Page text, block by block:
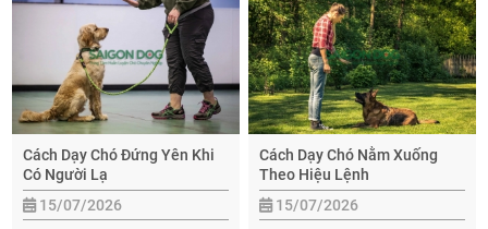
dưới đây, Sài Gòn Dog sẽ hướng
dẫn bạn chi tiết cách dạy chó
heel hiệu quả và dễ áp dụng ngay
tại nhà.
không nhảy lên người hiệu quả,
giúp thú cưng hình thành thói
quen tốt hơn trong sinh hoạt mỗi
ngày.
Cách Dạy Chó Đứng Yên Khi
Có Người Lạ
15/07/2026
Cách Dạy Chó Nằm Xuống
Theo Hiệu Lệnh
15/07/2026